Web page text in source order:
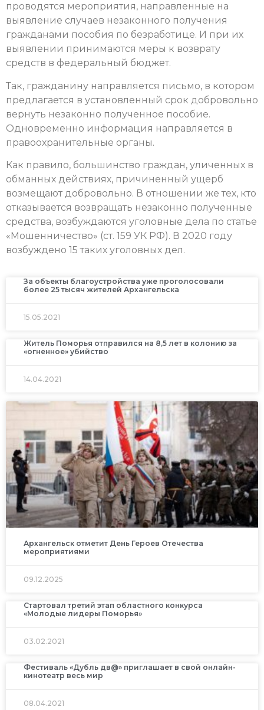
проводятся мероприятия, направленные на
выявление случаев незаконного получения
гражданами пособия по безработице. И при их
выявлении принимаются меры к возврату
средств в федеральный бюджет.
Так, гражданину направляется письмо, в котором
предлагается в установленный срок добровольно
вернуть незаконно полученное пособие.
Одновременно информация направляется в
правоохранительные органы.
Как правило, большинство граждан, уличенных в
обманных действиях, причиненный ущерб
возмещают добровольно. В отношении же тех, кто
отказывается возвращать незаконно полученные
средства, возбуждаются уголовные дела по статье
«Мошенничество» (ст. 159 УК РФ). В 2020 году
возбуждено 15 таких уголовных дел.
За объекты благоустройства уже проголосовали
более 25 тысяч жителей Архангельска
15.05.2021
Житель Поморья отправился на 8,5 лет в колонию за
«огненное» убийство
14.04.2021
Архангельск отметит День Героев Отечества
мероприятиями
09.12.2025
Стартовал третий этап областного конкурса
«Молодые лидеры Поморья»
03.02.2021
Фестиваль «Дубль дв@» приглашает в свой онлайн-
кинотеатр весь мир
08.04.2021